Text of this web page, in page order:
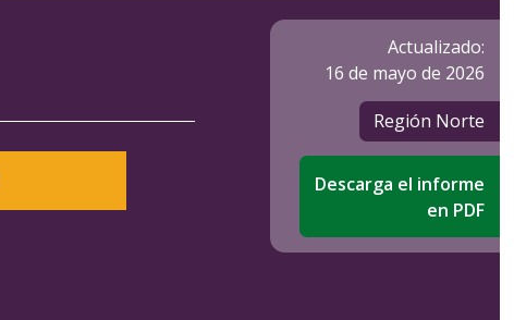
Actualizado:
16 de mayo de 2026
Región Norte
Descarga el informe
en PDF